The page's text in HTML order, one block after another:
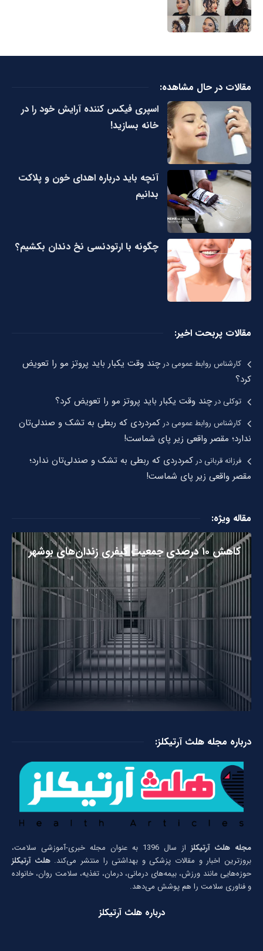
مقالات در حال مشاهده:
اسپری فیکس کننده آرایش خود را در
خانه بسازید!
آنچه باید درباره اهدای خون و پلاکت
بدانیم
چگونه با ارتودنسی نخ دندان بکشیم؟
مقالات پربحت اخیر:
کارشناس روابط عمومیدرچند وقت یکبار باید پروتز مو را تعویض
کرد؟
توکلیدرچند وقت یکبار باید پروتز مو را تعویض کرد؟
کارشناس روابط عمومیدر کمردردی که ربطی به تشک و صندلی‌تان
ندارد؛ مقصر واقعی زیر پای شماست!
فرزانه قربانیدر کمردردی که ربطی به تشک و صندلی‌تان ندارد؛
مقصر واقعی زیر پای شماست!
مقاله ویژه:
کاهش ۱۰ درصدی جمعیت کیفری زندان‌های بوشهر
درباره مجله هلث آرتیکلز:
مجله هلث آرتیکلز
از سال 1396 به عنوان مجله خبری-آموزشی سلامت،
بروزترین اخبار و مقالات پزشکی و بهداشتی را منتشر می‌کند.هلث آرتیکلز
حوزه‌هایی مانند ورزش، بیمه‌های درمانی، درمان، تغذیه، سلامت روان، خانواده
و فناوری سلامت را هم پوشش می‌دهد.
درباره هلث آرتیکلز